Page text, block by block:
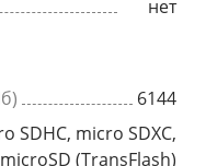
нет
6144
SDHC, micro SDXC,
microSD (TransFlash)